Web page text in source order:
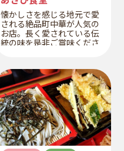
懐かしさを感じる地元で愛
される絶品町中華が人気の
お店。長く愛されている伝
統の味を是非ご賞味くださ
可能。南魚沼塩沢産のコシ
ヒカリを使用している。